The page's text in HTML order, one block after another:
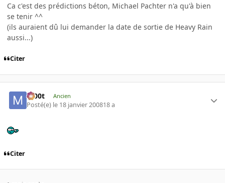
Ca c'est des prédictions béton, Michael Pachter n'a qu'à bien
se tenir ^^
(ils auraient dû lui demander la date de sortie de Heavy Rain
aussi...)
Citer
m00t Ancien
Posté(e) le 18 janvier 200818 a
Citer